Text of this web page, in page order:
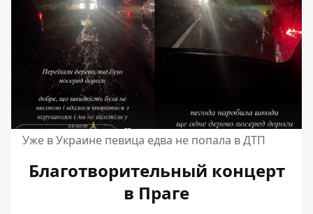
Уже в Украине певица едва не попала в ДТП
Благотворительный концерт
в Праге